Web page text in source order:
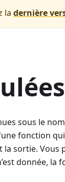
la dernière
sous le
fonction
sortie. Vous
donnée,